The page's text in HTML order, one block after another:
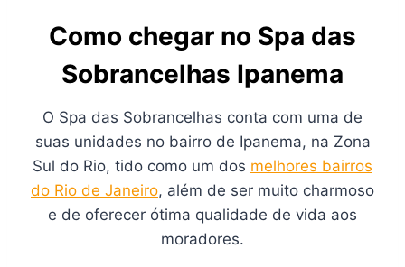
Como chegar no Spa das
Sobrancelhas Ipanema
O Spa das Sobrancelhas conta com uma de
suas unidades no bairro de Ipanema, na Zona
Sul do Rio, tido como um dos melhores bairros
do Rio de Janeiro, além de ser muito charmoso
e de oferecer ótima qualidade de vida aos
moradores.